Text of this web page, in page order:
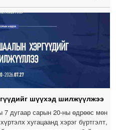
шүүхэд шилжүүлжээ
7 дугаар сарын 20-ны өдрөөс мөн
хугацаанд хэрэг бүртгэлт,